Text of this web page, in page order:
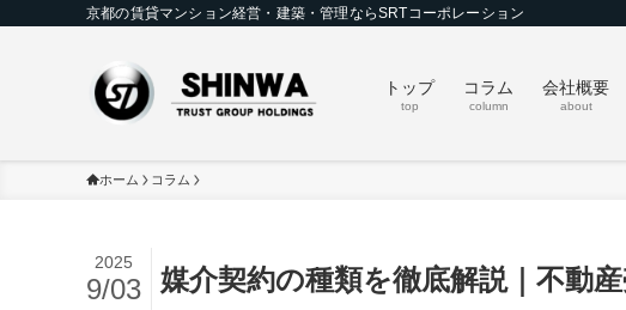
京都の賃貸マンション経営・建築・管理ならSRTコーポレーション
トップ
top
コラム
column
会社概要
about
ホーム コラム
媒介契約の種類を徹底解説｜不動
2025
9/03